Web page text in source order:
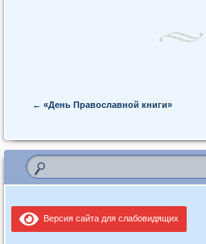
Post navigation
← «День Православной книги»
Версия сайта для слабовидящих